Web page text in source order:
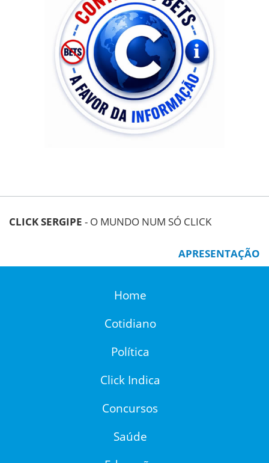
CLICK SERGIPE - O MUNDO NUM SÓ CLICK
APRESENTAÇÃO
Home
Cotidiano
Política
Click Indica
Concursos
Saúde